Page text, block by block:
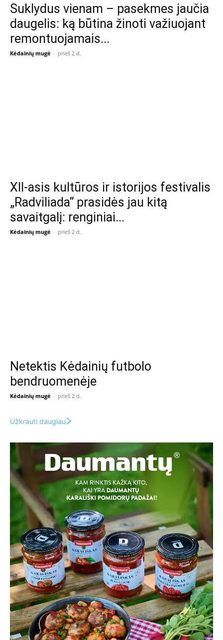
Suklydus vienam – pasekmes jaučia
daugelis: ką būtina žinoti važiuojant
remontuojamais...
Kėdainių mugė - prieš 2 d.
XII-asis kultūros ir istorijos festivalis
„Radviliada“ prasidės jau kitą
savaitgalį: renginiai...
Kėdainių mugė - prieš 2 d.
Netektis Kėdainių futbolo
bendruomenėje
Kėdainių mugė - prieš 2 d.
Užkrauti daugiau